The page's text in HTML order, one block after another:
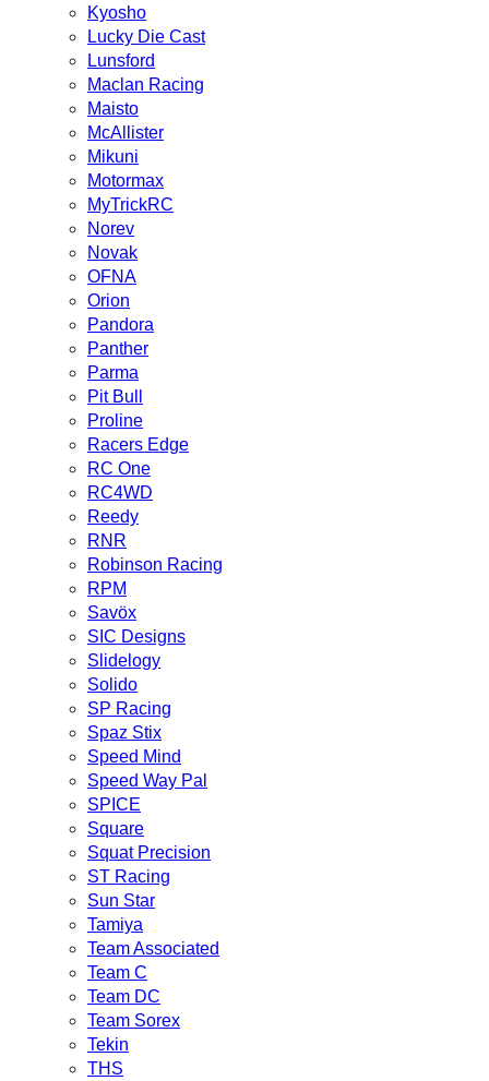
Kyosho
Lucky Die Cast
Lunsford
Maclan Racing
Maisto
McAllister
Mikuni
Motormax
MyTrickRC
Norev
Novak
OFNA
Orion
Pandora
Panther
Parma
Pit Bull
Proline
Racers Edge
RC One
RC4WD
Reedy
RNR
Robinson Racing
RPM
Savöx
SIC Designs
Slidelogy
Solido
SP Racing
Spaz Stix
Speed Mind
Speed Way Pal
SPICE
Square
Squat Precision
ST Racing
Sun Star
Tamiya
Team Associated
Team C
Team DC
Team Sorex
Tekin
THS